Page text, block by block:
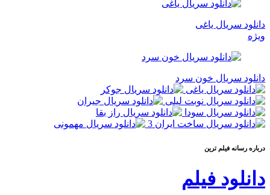
دانلود سریال یاغی
ویژه
دانلود سریال خون سرد
درباره رسانه فيلم ترين
دانلود فیلم